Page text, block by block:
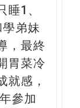
1、
弟妹
，最終
胃菜冷
就感，
參加